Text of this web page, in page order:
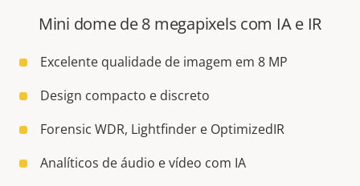
Mini dome de 8 megapixels com IA e IR
Excelente qualidade de imagem em 8 MP
Design compacto e discreto
Forensic WDR, Lightfinder e OptimizedIR
Analíticos de áudio e vídeo com IA